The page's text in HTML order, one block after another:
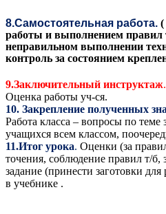
8.Самостоятельная работа. (
работы и выполнением
неправильном выполнении
контроль за состоянием
9.Заключительный инструктаж.
Оценка работы уч-ся.
10. Закрепление полученных
Работа класса – вопросы по теме
учащихся всем классом,
11.Итог урока. Оценки (за
точения, соблюдение правил т/
задание (принести заготовки
в учебнике .